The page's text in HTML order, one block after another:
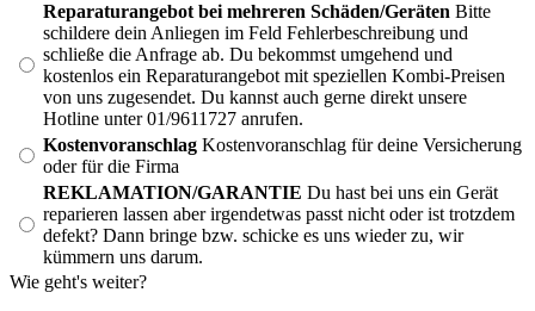
Reparaturangebot bei mehreren Schäden/Geräten Bitte
schildere dein Anliegen im Feld Fehlerbeschreibung und
schließe die Anfrage ab. Du bekommst umgehend und
kostenlos ein Reparaturangebot mit speziellen Kombi-Preisen
von uns zugesendet. Du kannst auch gerne direkt unsere
Hotline unter 01/9611727 anrufen.
Kostenvoranschlag Kostenvoranschlag für deine Versicherung
oder für die Firma
REKLAMATION/GARANTIE Du hast bei uns ein Gerät
reparieren lassen aber irgendetwas passt nicht oder ist trotzdem
defekt? Dann bringe bzw. schicke es uns wieder zu, wir
kümmern uns darum.
Wie geht's weiter?